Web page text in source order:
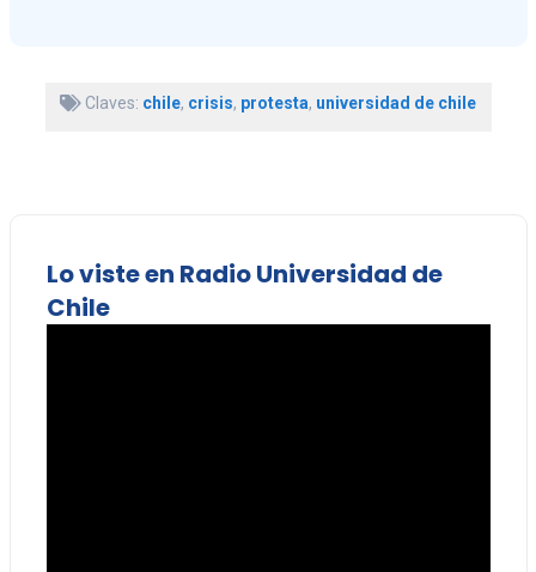
Claves: chile, crisis, protesta, universidad de chile
Lo viste en Radio Universidad de
Chile